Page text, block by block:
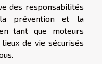
des responsabilités
la prévention et la
tant que moteurs
de vie sécurisés